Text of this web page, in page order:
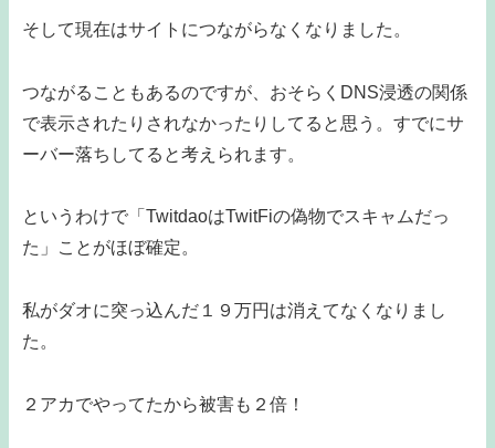
そして現在はサイトにつながらなくなりました。
つながることもあるのですが、おそらくDNS浸透の関係
で表示されたりされなかったりしてると思う。すでにサ
ーバー落ちしてると考えられます。
というわけで「TwitdaoはTwitFiの偽物でスキャムだっ
た」ことがほぼ確定。
私がダオに突っ込んだ１９万円は消えてなくなりまし
た。
２アカでやってたから被害も２倍！